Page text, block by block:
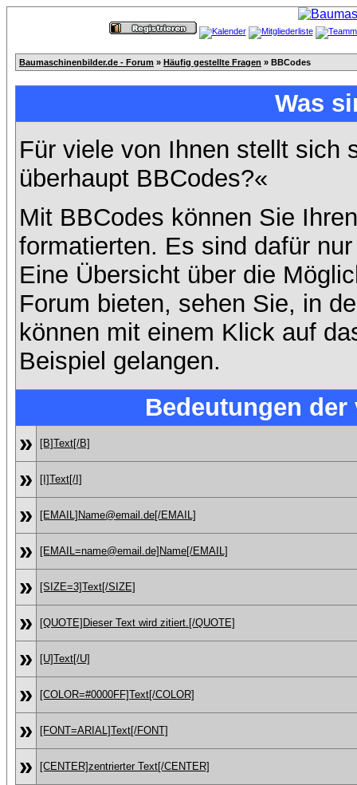
Baumaschinenbilder.de - Forum » Häufig gestellte Fragen » BBCodes
Was
Für viele von Ihnen stellt sich
überhaupt BBCodes?«
Mit BBCodes können Sie
formatierten. Es sind dafür
Eine Übersicht über die
Forum bieten, sehen Sie, in
können mit einem Klick auf
Beispiel gelangen.
Bedeutungen
»
[B]Text[/B]
» [I]Text[/I]
» [EMAIL]Name@email.de[/EMAIL]
» [EMAIL=name@email.de]Name[/EMAIL]
» [SIZE=3]Text[/SIZE]
» [QUOTE]Dieser Text wird zitiert.[/QUOTE]
» [U]Text[/U]
» [COLOR=#0000FF]Text[/COLOR]
» [FONT=ARIAL]Text[/FONT]
» [CENTER]zentrierter Text[/CENTER]